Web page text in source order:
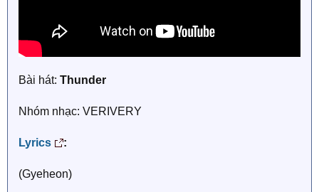
Bài hát: Thunder
Nhóm nhạc: VERIVERY
Lyrics :
(Gyeheon)